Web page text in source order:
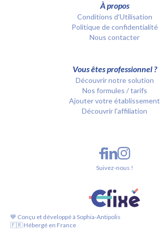
À propos
Conditions d’Utilisation
Politique de confidentialité
Nous contacter
Vous êtes professionnel ?
Découvrir notre solution
Nos formules / tarifs
Ajouter votre établissement
Découvrir l'affiliation
💙 Conçu et développé à Sophia-Antipolis
🇫🇷 Hébergé en France
Suivez-nous !